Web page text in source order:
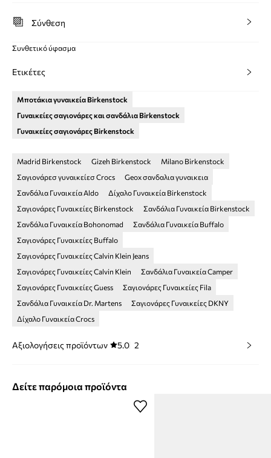
Σύνθεση
Συνθετικό ύφασμα
Ετικέτες
Μποτάκια γυναικεία Birkenstock
Γυναικείες σαγιονάρες και σανδάλια Birkenstock
Γυναικείες σαγιονάρες Birkenstock
Madrid Birkenstock Gizeh Birkenstock
Milano Birkenstock
Σαγιονάρεσ γυναικείεσ Crocs
Geox σανδαλια γυναικεια
Σανδάλια Γυναικεία Aldo
Δίχαλο Γυναικεία Birkenstock
Σαγιονάρες Γυναικείες Birkenstock
Σανδάλια Γυναικεία Birkenstock
Σανδάλια Γυναικεία Bohonomad
Σανδάλια Γυναικεία Buffalo
Σαγιονάρες Γυναικείες Buffalo
Σαγιονάρες Γυναικείες Calvin Klein Jeans
Σαγιονάρες Γυναικείες Calvin Klein
Σανδάλια Γυναικεία Camper
Σαγιονάρες Γυναικείες Guess
Σαγιονάρες Γυναικείες Fila
Σανδάλια Γυναικεία Dr. Martens
Σαγιονάρες Γυναικείες DKNY
Δίχαλο Γυναικεία Crocs
Αξιολογήσεις προϊόντων 5.0 2
Δείτε παρόμοια προϊόντα